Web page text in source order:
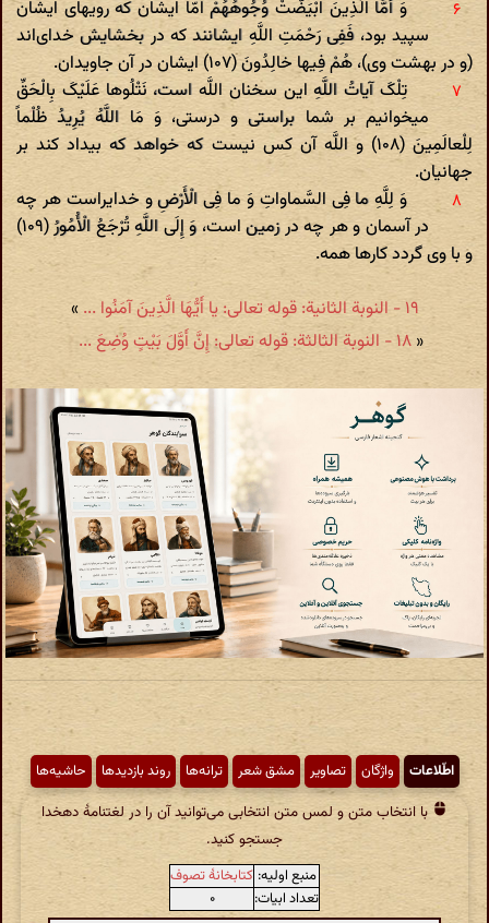
وَ أَمَّا الَّذِینَ ابْیَضَّتْ وُجُوهُهُمْ امّا ایشان که رویهای ایشان
سپید بود، فَفِی رَحْمَتِ اللَّهِ ایشانند که در بخشایش خدای‌اند
(و در بهشت وی)، هُمْ فِیها خالِدُونَ (۱۰۷) ایشان در آن جاویدان.
تِلْکَ آیاتُ اللَّهِ این سخنان اللَّه است، نَتْلُوها عَلَیْکَ بِالْحَقِّ
میخوانیم بر شما براستی و درستی، وَ مَا اللَّهُ یُرِیدُ ظُلْماً
لِلْعالَمِینَ (۱۰۸) و اللَّه آن کس نیست که خواهد که بیداد کند بر
جهانیان.
وَ لِلَّهِ ما فِی السَّماواتِ وَ ما فِی الْأَرْضِ و خدایراست هر چه
در آسمان و هر چه‌ در زمین است، وَ إِلَی اللَّهِ تُرْجَعُ الْأُمُورُ (۱۰۹)
و با وی گردد کارها همه.
۱۹ - النوبة الثانیة: قوله تعالی: یا أَیُّهَا الَّذِینَ آمَنُوا ...
»
« ۱۸ - النوبة الثالثة: قوله تعالی: إِنَّ أَوَّلَ بَیْتٍ وُضِعَ ...
اطّلاعات واژگان تصاویر مشق شعر ترانه‌ها روند بازدیدها حاشیه‌ها
با انتخاب متن و لمس متن انتخابی می‌توانید آن را در لغتنامهٔ دهخدا
جستجو کنید.
منبع اولیه: کتابخانهٔ تصوف
تعداد ابیات:
۰